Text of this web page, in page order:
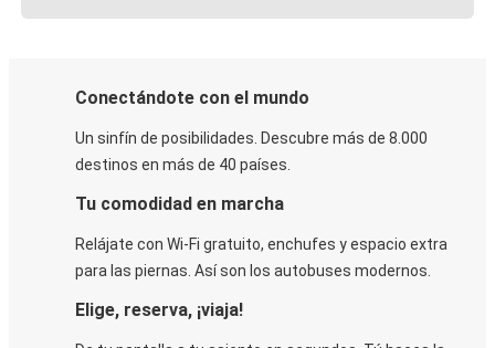
Conectándote con el mundo
Un sinfín de posibilidades. Descubre más de 8.000
destinos en más de 40 países.
Tu comodidad en marcha
Relájate con Wi-Fi gratuito, enchufes y espacio extra
para las piernas. Así son los autobuses modernos.
Elige, reserva, ¡viaja!